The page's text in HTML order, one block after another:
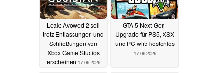
Leak: Avowed 2 soll
trotz Entlassungen und
Schließungen von
Xbox Game Studios
erscheinen 17.06.2026
GTA 5 Next-Gen-
Upgrade für PS5, XSX
und PC wird kostenlos
17.06.2026